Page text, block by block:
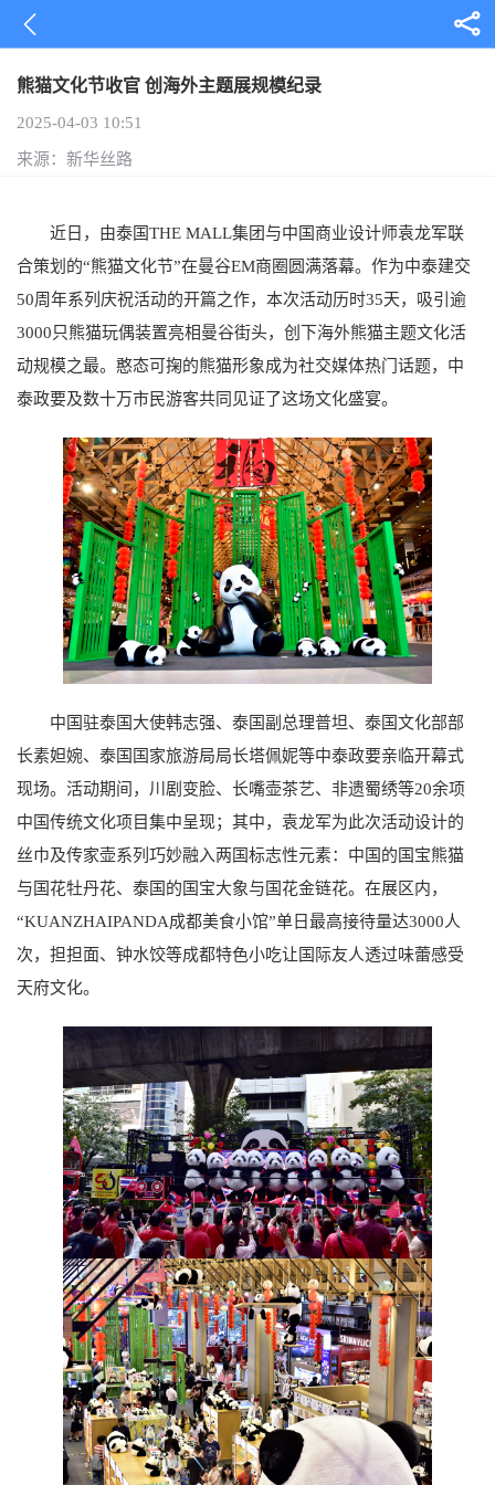
熊猫文化节收官 创海外主题展规模纪录
2025-04-03 10:51
来源：新华丝路
近日，由泰国THE MALL集团与中国商业设计师袁龙军联
合策划的“熊猫文化节”在曼谷EM商圈圆满落幕。作为中泰建交
50周年系列庆祝活动的开篇之作，本次活动历时35天，吸引逾
3000只熊猫玩偶装置亮相曼谷街头，创下海外熊猫主题文化活
动规模之最。憨态可掬的熊猫形象成为社交媒体热门话题，中
泰政要及数十万市民游客共同见证了这场文化盛宴。
中国驻泰国大使韩志强、泰国副总理普坦、泰国文化部部
长素妲婉、泰国国家旅游局局长塔佩妮等中泰政要亲临开幕式
现场。活动期间，川剧变脸、长嘴壶茶艺、非遗蜀绣等20余项
中国传统文化项目集中呈现；其中，袁龙军为此次活动设计的
丝巾及传家壶系列巧妙融入两国标志性元素：中国的国宝熊猫
与国花牡丹花、泰国的国宝大象与国花金链花。在展区内，
“KUANZHAIPANDA成都美食小馆”单日最高接待量达3000人
次，担担面、钟水饺等成都特色小吃让国际友人透过味蕾感受
天府文化。